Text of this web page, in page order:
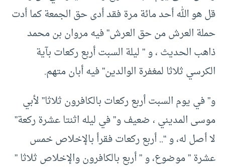
قل هو الله أحد مائة مرة فقد أدى حق الجمعة كما أدت
حملة العرش من حق العرش” فيه مروان بن محمد
ذاهب الحديث ، و ” ليلة السبت أربع ركعات بآية
الكرسي ثلاثا لمغفرة الوالدين” فيه أبان متهم.
و” في يوم السبت أربع ركعات بالكافرون ثلاثا” لأبي
موسى المديني ، ضعيف و” في ليله اثنتا عشرة ركعة”
لا أصل له، و “.. أربع ركعات فقرأ بالإخلاص خمس
عشرة ” موضوع، و ” أربع بالكافرون والإخلاص ثلاثا ”